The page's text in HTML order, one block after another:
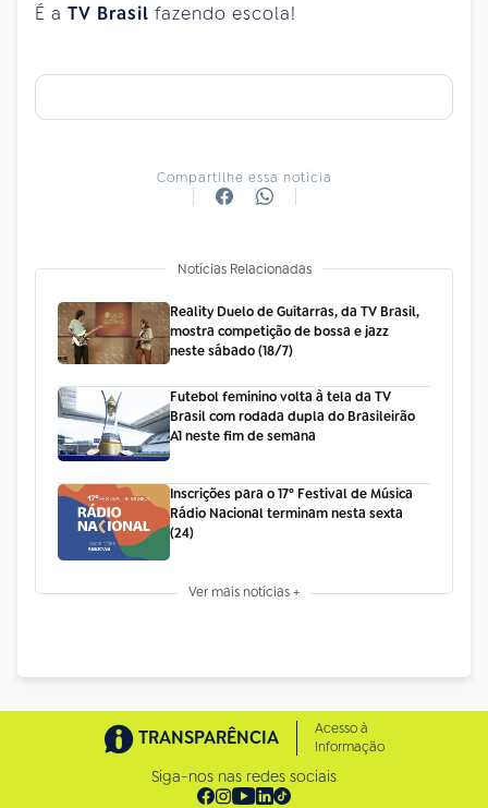
É a TV Brasil fazendo escola!
Compartilhe essa notícia
Notícias Relacionadas
Reality Duelo de Guitarras, da TV Brasil,
mostra competição de bossa e jazz
neste sábado (18/7)
Futebol feminino volta à tela da TV
Brasil com rodada dupla do Brasileirão
A1 neste fim de semana
Inscrições para o 17º Festival de Música
Rádio Nacional terminam nesta sexta
(24)
Ver mais notícias +
TRANSPARÊNCIA
Acesso à
Informação
Siga-nos nas redes sociais